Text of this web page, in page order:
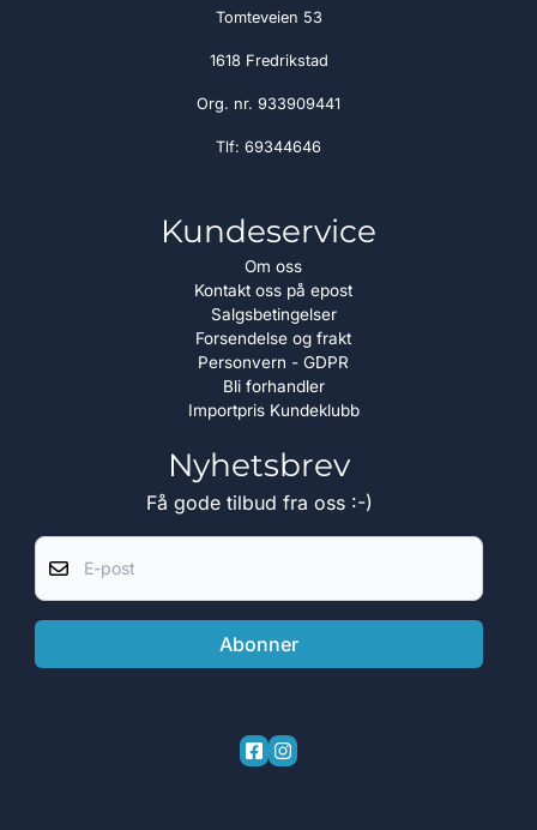
Tomteveien 53
1618 Fredrikstad
Org. nr. 933909441
Tlf: 69344646
Kundeservice
Om oss
Kontakt oss på epost
Salgsbetingelser
Forsendelse og frakt
Personvern - GDPR
Bli forhandler
Importpris Kundeklubb
Nyhetsbrev
Få gode tilbud fra oss :-)
Abonner